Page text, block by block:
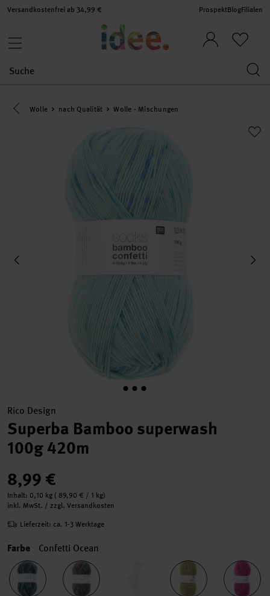
Versandkostenfrei ab 34,99 € ProspektBlogFilialen
Eine Kategorie zurück navigieren
Wolle nach Qualität Wolle - Mischungen
Rico Design
Superba Bamboo superwash
100g 420m
8,99 €
Inhalt: 0,10 kg ( 89,90 € / 1 kg)
inkl. MwSt. / zzgl. Versandkosten
Lieferzeit: ca. 1-3 Werktage
Farbe Confetti Ocean